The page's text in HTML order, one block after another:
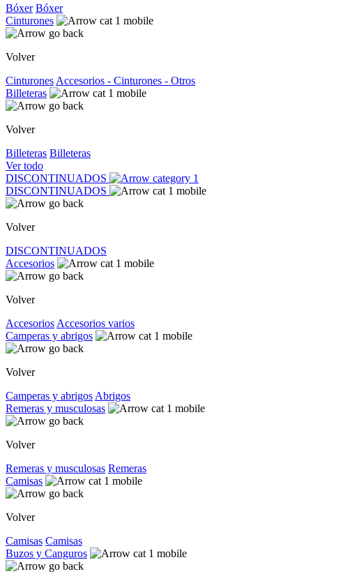
Bóxer Bóxer
Cinturones
Volver
Cinturones Accesorios - Cinturones - Otros
Billeteras
Volver
Billeteras Billeteras
Ver todo
DISCONTINUADOS
DISCONTINUADOS
Volver
DISCONTINUADOS
Accesorios
Volver
Accesorios Accesorios varios
Camperas y abrigos
Volver
Camperas y abrigos Abrigos
Remeras y musculosas
Volver
Remeras y musculosas Remeras
Camisas
Volver
Camisas Camisas
Buzos y Canguros